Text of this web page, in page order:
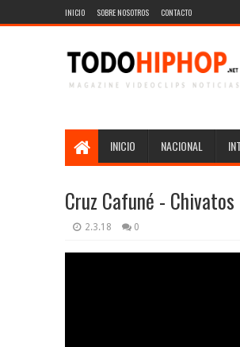
INICIO SOBRE NOSOTROS CONTACTO
INICIO NACIONAL
Cruz Cafuné - Chivatos
2.3.18 0